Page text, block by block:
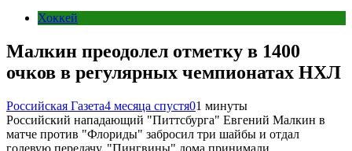
Хоккей
Малкин преодолел отметку в 1400
очков в регулярных чемпионатах НХЛ
Российская Газета4 месяца спустя01 минуты
Российский нападающий "Питтсбурга" Евгений Малкин в
матче против "Флориды" забросил три шайбы и отдал
голевую передачу. "Пингвины" дома принимали